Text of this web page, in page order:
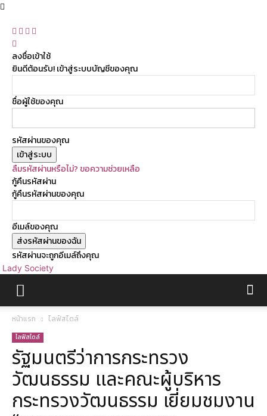
ลงชื่อเข้าใช้
ยินดีต้อนรับ! เข้าสู่ระบบบัญชีของคุณ
ชื่อผู้ใช้ของคุณ
รหัสผ่านของคุณ
ลืมรหัสผ่านหรือไม่? ขอความช่วยเหลือ
กู้คืนรหัสผ่าน
กู้คืนรหัสผ่านของคุณ
อีเมล์ของคุณ
รหัสผ่านจะถูกอีเมล์ถึงคุณ
Lady Society
หน้าแรก ไลฟ์สไตล์
ไลฟ์สไตล์
รัฐมนตรีว่าการกระทรวง
วัฒนธรรม และคณะผู้บริหาร
กระทรวงวัฒนธรรม เยี่ยมชมงาน